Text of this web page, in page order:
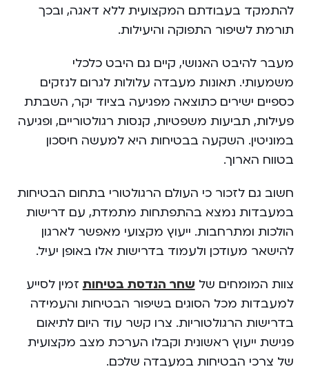
להתמקד בעבודתם המקצועית ללא דאגה, ובכך
תורמת לשיפור התפוקה והיעילות.
מעבר להיבט האנושי, קיים גם היבט כלכלי
משמעותי. תאונות מעבדה עלולות לגרום לנזקים
כספיים ישירים כתוצאה מפגיעה בציוד יקר, השבתת
פעילות, תביעות משפטיות, קנסות רגולטוריים, ופגיעה
במוניטין. השקעה בבטיחות היא למעשה חיסכון
בטווח הארוך.
חשוב גם לזכור כי העולם הרגולטורי בתחום הבטיחות
במעבדות נמצא בהתפתחות מתמדת, עם דרישות
הולכות ומתרחבות. ייעוץ מקצועי מאפשר לארגון
להישאר מעודכן ולעמוד בדרישות אלו באופן יעיל.
צוות המומחים של שחר הנדסת בטיחות זמין לסייע
למעבדות מכל הסוגים בשיפור הבטיחות והעמידה
בדרישות הרגולטוריות. צרו קשר עוד היום לתיאום
פגישת ייעוץ ראשונית וקבלו הערכת מצב מקצועית
של צרכי הבטיחות במעבדה שלכם.